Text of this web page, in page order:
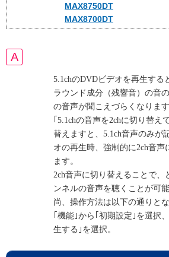
MAX8750DT
MAX8700DT
5.1chのDVDビデオを再生する
ラウンド成分（残響音）の音
の音声が聞こえづらくなります
｢5.1chの音声を2chに切り替え
替えますと、5.1ch音声のみが
オの再生時、強制的に2ch音声
ます。
2ch音声に切り替えることで、
ンネルの音声を聴くことが可
尚、操作方法は以下の通りとな
｢機能｣から｢初期設定｣を選択
生する｣を選択。